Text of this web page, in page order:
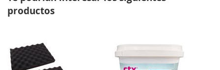
productos